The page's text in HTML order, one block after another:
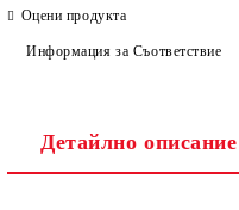
Оцени продукта
Информация за Съответствие
Детайлно описание